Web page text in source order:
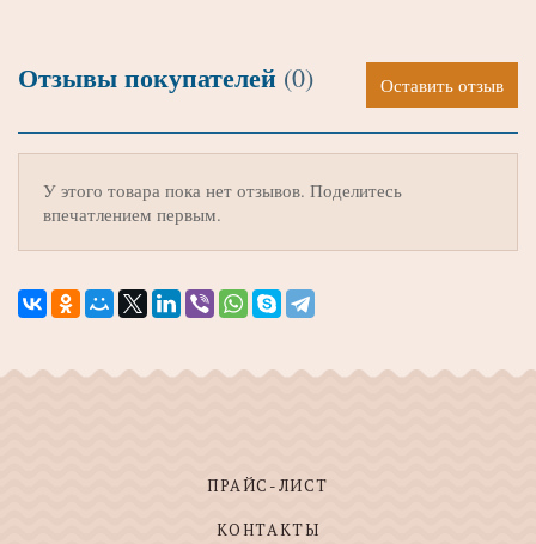
Отзывы покупателей (0) Оставить отзыв
У этого товара пока нет отзывов. Поделитесь
впечатлением первым.
ПРАЙС-ЛИСТ
КОНТАКТЫ